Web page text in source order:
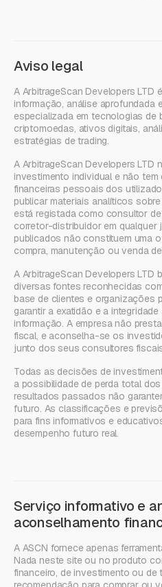
Aviso legal
A ArbitrageScan Developers LTD
informação, análise aprofundada
especializada em tecnologias de
criptomoedas, ativos digitais,
estratégias de trading.
A ArbitrageScan Developers
investimento individual e não
financeiras pessoais dos
publicar materiais analíticos
está registada como consultor
corretor-distribuidor em qualquer
publicados não constituem uma
compra, manutenção ou venda
A ArbitrageScan Developers LTD
diversas fontes reconhecidas
base de clientes e organizações
garantir a exatidão e a
informação. A empresa não
fiscal, e aconselha-se os
junto dos seus consultores
Todas as decisões de
a possibilidade de perda total
resultados passados não
futuro. As classificações e
para fins informativos e
desempenho futuro real.
Serviço informativo e
aconselhamento
A ASCN fornece apenas
Nada neste site ou no produto
financeiro, de investimento ou de